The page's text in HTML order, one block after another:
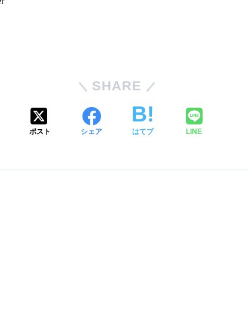
SHARE
ポスト シェア はてブ LINE